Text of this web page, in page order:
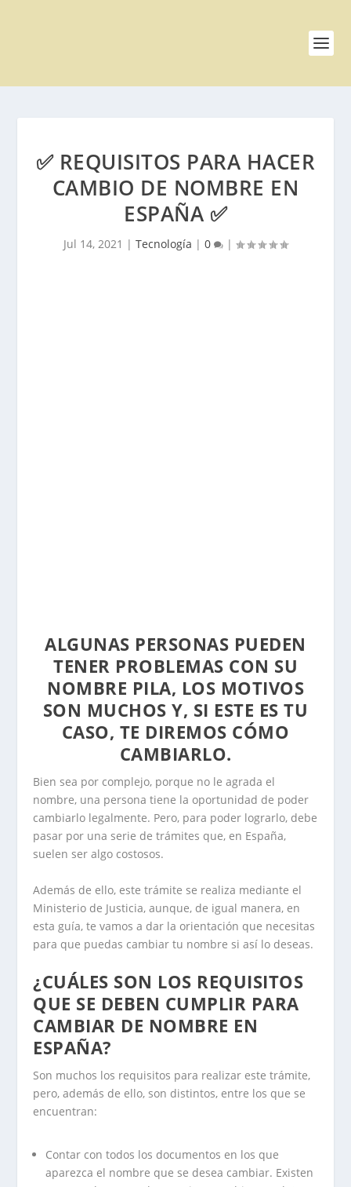
✅ REQUISITOS PARA HACER
CAMBIO DE NOMBRE EN
ESPAÑA ✅
Jul 14, 2021 | Tecnología | 0 |
ALGUNAS PERSONAS PUEDEN
TENER PROBLEMAS CON SU
NOMBRE PILA, LOS MOTIVOS
SON MUCHOS Y, SI ESTE ES TU
CASO, TE DIREMOS CÓMO
CAMBIARLO.
Bien sea por complejo, porque no le agrada el
nombre, una persona tiene la oportunidad de poder
cambiarlo legalmente. Pero, para poder lograrlo, debe
pasar por una serie de trámites que, en España,
suelen ser algo costosos.
Además de ello, este trámite se realiza mediante el
Ministerio de Justicia, aunque, de igual manera, en
esta guía, te vamos a dar la orientación que necesitas
para que puedas cambiar tu nombre si así lo deseas.
¿CUÁLES SON LOS REQUISITOS
QUE SE DEBEN CUMPLIR PARA
CAMBIAR DE NOMBRE EN
ESPAÑA?
Son muchos los requisitos para realizar este trámite,
pero, además de ello, son distintos, entre los que se
encuentran:
Contar con todos los documentos en los que
aparezca el nombre que se desea cambiar. Existen